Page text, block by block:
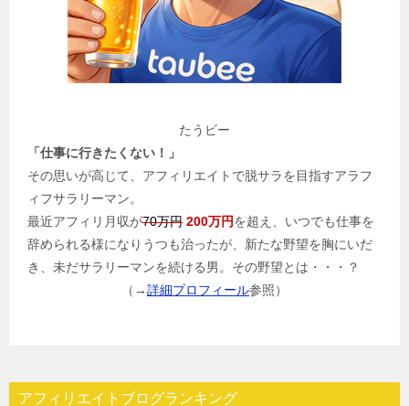
たうビー
「仕事に行きたくない！」
その思いが高じて、アフィリエイトで脱サラを目指すアラフ
ィフサラリーマン。
最近アフィリ月収が70万円 200万円を超え、いつでも仕事を
辞められる様になりうつも治ったが、新たな野望を胸にいだ
き、未だサラリーマンを続ける男。その野望とは・・・？
（→詳細プロフィール参照）
アフィリエイトブログランキング